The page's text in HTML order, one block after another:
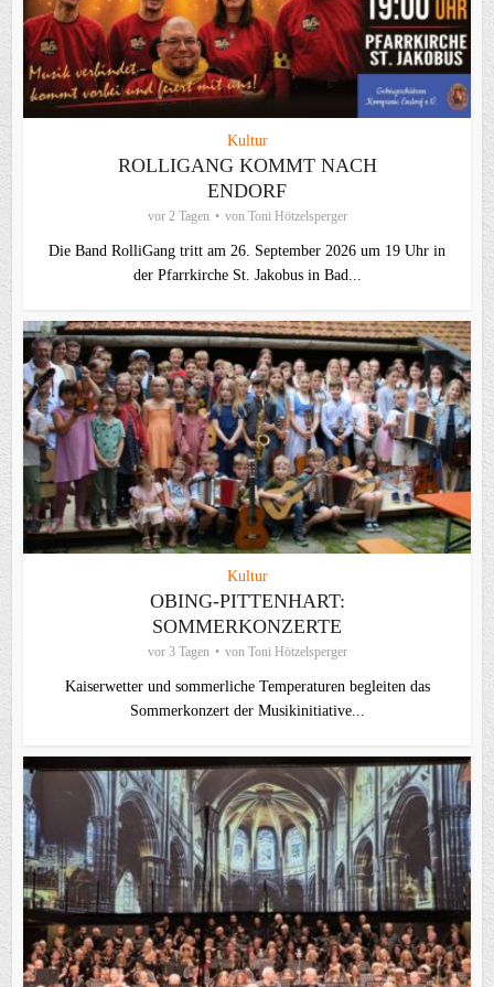
Kultur
ROLLIGANG KOMMT NACH
ENDORF
vor 2 Tagen von Toni Hötzelsperger
Die Band RolliGang tritt am 26. September 2026 um 19 Uhr in
der Pfarrkirche St. Jakobus in Bad...
Kultur
OBING-PITTENHART:
SOMMERKONZERTE
vor 3 Tagen von Toni Hötzelsperger
Kaiserwetter und sommerliche Temperaturen begleiten das
Sommerkonzert der Musikinitiative...